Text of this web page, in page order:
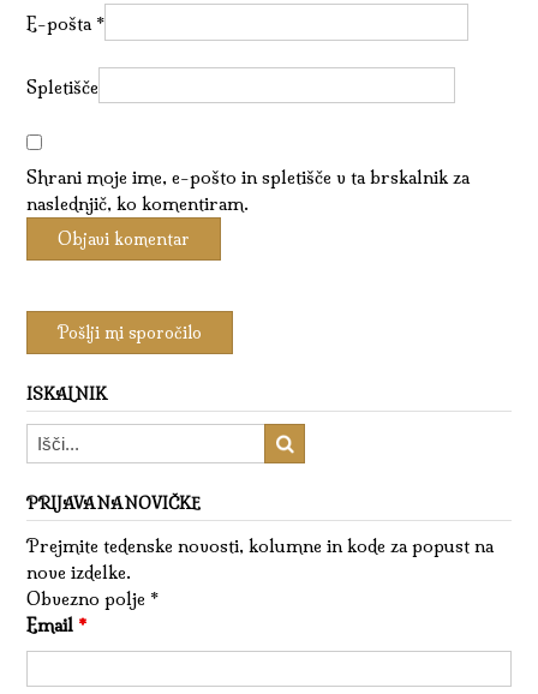
E-pošta *
Spletišče
Shrani moje ime, e-pošto in spletišče v ta brskalnik za
naslednjič, ko komentiram.
ISKALNIK
PRIJAVA NA NOVIČKE
Prejmite tedenske novosti, kolumne in kode za popust na
nove izdelke.
Obvezno polje *
Email *